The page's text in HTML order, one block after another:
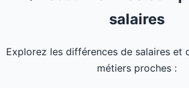
salaires
Explorez les différences de salaires et
métiers proches :